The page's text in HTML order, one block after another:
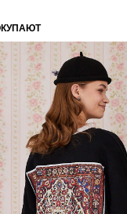
обработку
в
получение email-